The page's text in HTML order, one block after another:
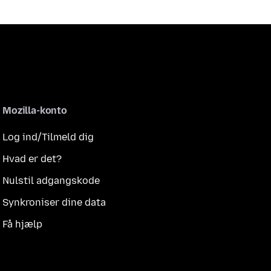
Mozilla-konto
Log ind/Tilmeld dig
Hvad er det?
Nulstil adgangskode
Synkroniser dine data
Få hjælp